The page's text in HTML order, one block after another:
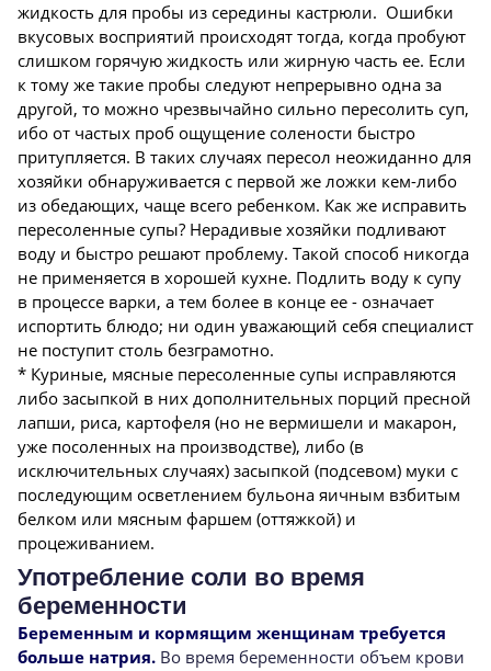
жидкость для пробы из середины кастрюли. Ошибки
вкусовых восприятий происходят тогда, когда пробуют
слишком горячую жидкость или жирную часть ее. Если
к тому же такие пробы следуют непрерывно одна за
другой, то можно чрезвычайно сильно пересолить суп,
ибо от частых проб ощущение солености быстро
притупляется. В таких случаях пересол неожиданно для
хозяйки обнаруживается с первой же ложки кем-либо
из обедающих, чаще всего ребенком. Как же исправить
пересоленные супы? Нерадивые хозяйки подливают
воду и быстро решают проблему. Такой способ никогда
не применяется в хорошей кухне. Подлить воду к супу
в процессе варки, а тем более в конце ее - означает
испортить блюдо; ни один уважающий себя специалист
не поступит столь безграмотно.
* Куриные, мясные пересоленные супы исправляются
либо засыпкой в них дополнительных порций пресной
лапши, риса, картофеля (но не вермишели и макарон,
уже посоленных на производстве), либо (в
исключительных случаях) засыпкой (подсевом) муки с
последующим осветлением бульона яичным взбитым
белком или мясным фаршем (оттяжкой) и
процеживанием.
Употребление соли во время
беременности
Беременным и кормящим женщинам требуется
больше натрия. Во время беременности объем крови